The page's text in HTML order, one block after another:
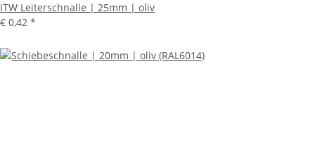
ITW Leiterschnalle | 25mm | oliv
€ 0,42 *